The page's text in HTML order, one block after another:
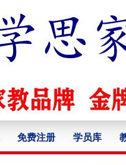
免费注册 学员库